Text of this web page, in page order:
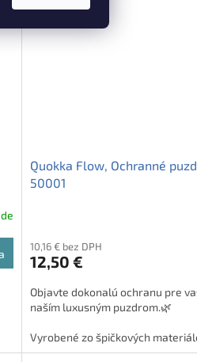
Quokka Flow, Ochranné
50001
10,16 € bez DPH
12,50 €
Objavte dokonalú ochranu pre
naším luxusným puzdrom.🌿
Vyrobené zo špičkových
vašu fľašu štýlovo a spoľahlivo.